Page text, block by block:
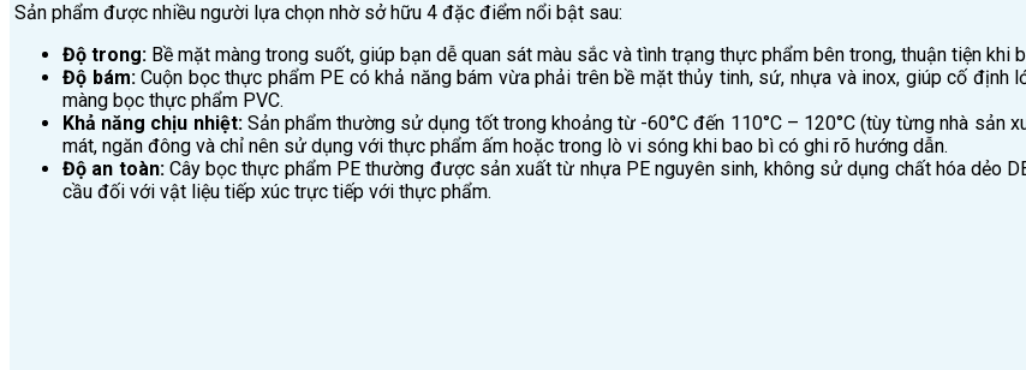
Sản phẩm được nhiều người lựa chọn nhờ sở hữu 4 đặc điểm nổi bật sau:
Độ trong: Bề mặt màng trong suốt, giúp bạn dễ quan sát màu sắc và tình trạng thực phẩm bên trong, thuận tiện khi
Độ bám:Cuộn bọc thực phẩm PE có khả năng bám vừa phải trên bề mặt thủy tinh, sứ, nhựa và inox, giúp cố định
màng bọc thực phẩm PVC.
Khả năng chịu nhiệt: Sản phẩm thường sử dụng tốt trong khoảng từ -60°C đến 110°C – 120°C (tùy từng nhà sản
mát, ngăn đông và chỉ nên sử dụng với thực phẩm ấm hoặc trong lò vi sóng khi bao bì có ghi rõ hướng dẫn.
Độ an toàn: Cây bọc thực phẩm PE thường được sản xuất từ nhựa PE nguyên sinh, không sử dụng chất hóa dẻo
cầu đối với vật liệu tiếp xúc trực tiếp với thực phẩm.